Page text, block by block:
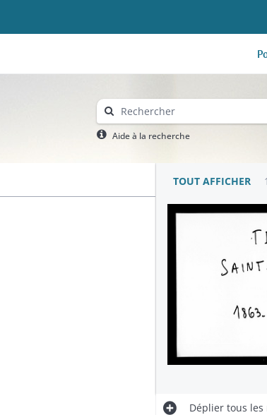
Aide à la recherche
TOUT AFFICHER
Dépliertous les